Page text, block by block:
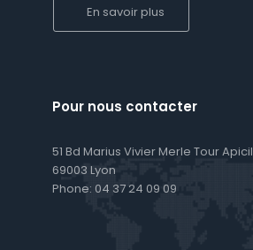
En savoir plus
Pour nous contacter
51 Bd Marius Vivier Merle Tour Apicil
69003 Lyon
Phone: 04 37 24 09 09